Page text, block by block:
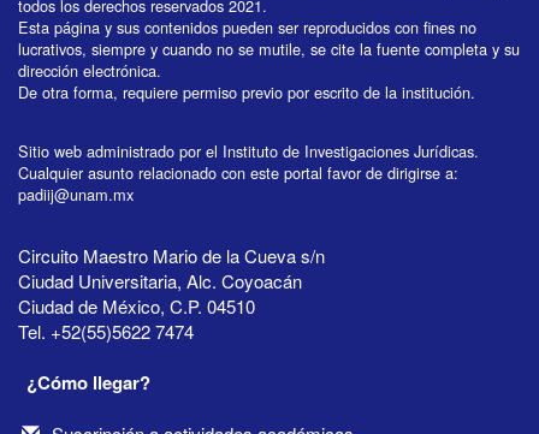
todos los derechos reservados 2021.
Esta página y sus contenidos pueden ser reproducidos con fines no
lucrativos, siempre y cuando no se mutile, se cite la fuente completa y su
dirección electrónica.
De otra forma, requiere permiso previo por escrito de la institución.
Sitio web administrado por el Instituto de Investigaciones Jurídicas.
Cualquier asunto relacionado con este portal favor de dirigirse a:
padiij@unam.mx
Circuito Maestro Mario de la Cueva s/n
Ciudad Universitaria, Alc. Coyoacán
Ciudad de México, C.P. 04510
Tel. +52(55)5622 7474
¿Cómo llegar?